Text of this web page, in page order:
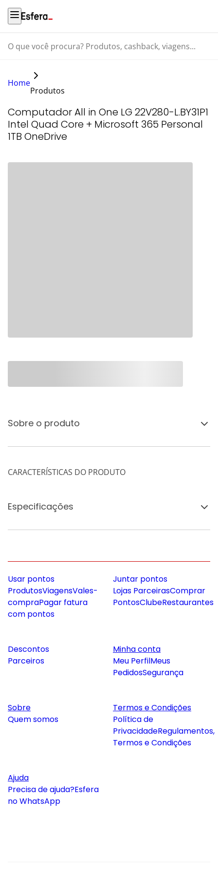
O que você procura? Produtos, cashback, viagens...
Home
Produtos
Computador All in One LG 22V280-L.BY31P1
Intel Quad Core + Microsoft 365 Personal
1TB OneDrive
Sobre o produto
CARACTERÍSTICAS DO PRODUTO
Especificações
Usar pontos
ProdutosViagensVales-
compraPagar fatura
com pontos
Juntar pontos
Lojas ParceirasComprar
PontosClubeRestaurantes
Descontos
Parceiros
Minha conta
Meu PerfilMeus
PedidosSegurança
Sobre
Quem somos
Termos e Condições
Política de
PrivacidadeRegulamentos,
Termos e Condições
Ajuda
Precisa de ajuda?Esfera
no WhatsApp